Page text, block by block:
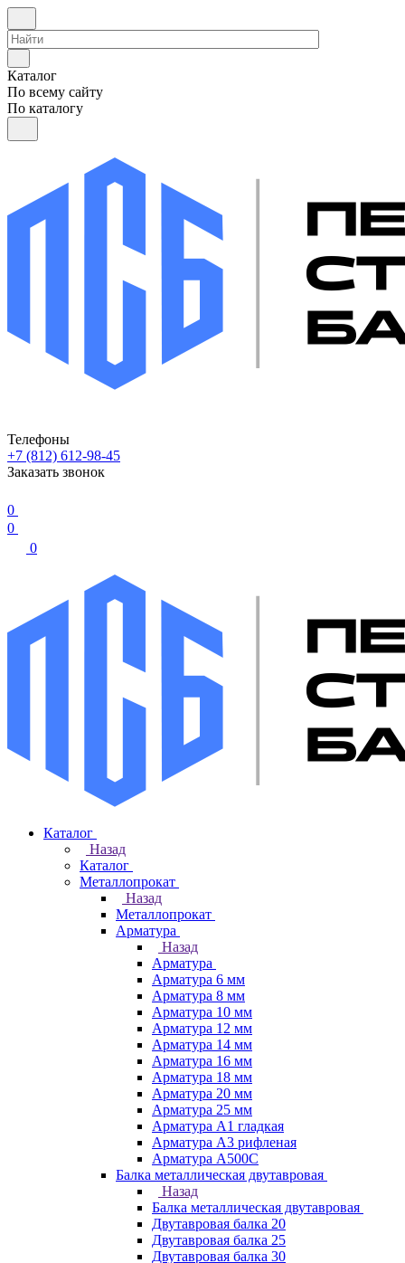
Каталог
По всему сайту
По каталогу
Телефоны
+7 (812) 612-98-45
Заказать звонок
0
0
0
Каталог
Назад
Каталог
Металлопрокат
Назад
Металлопрокат
Арматура
Назад
Арматура
Арматура 6 мм
Арматура 8 мм
Арматура 10 мм
Арматура 12 мм
Арматура 14 мм
Арматура 16 мм
Арматура 18 мм
Арматура 20 мм
Арматура 25 мм
Арматура А1 гладкая
Арматура А3 рифленая
Арматура А500С
Балка металлическая двутавровая
Назад
Балка металлическая двутавровая
Двутавровая балка 20
Двутавровая балка 25
Двутавровая балка 30